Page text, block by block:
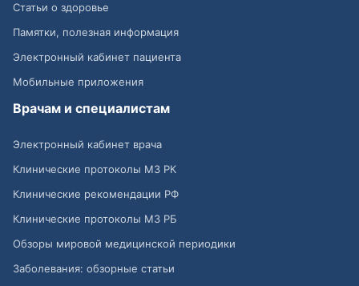
Статьи о здоровье
Памятки, полезная информация
Электронный кабинет пациента
Мобильные приложения
Врачам и специалистам
Электронный кабинет врача
Клинические протоколы МЗ РК
Клинические рекомендации РФ
Клинические протоколы МЗ РБ
Обзоры мировой медицинской периодики
Заболевания: обзорные статьи